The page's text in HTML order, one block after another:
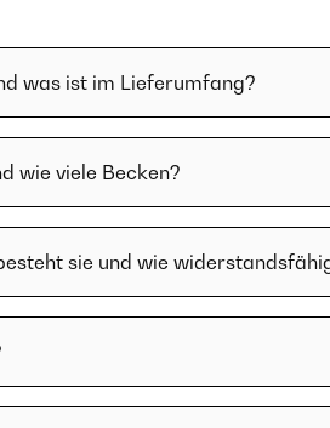
was ist im Lieferumfang?
wie viele Becken?
sie und wie